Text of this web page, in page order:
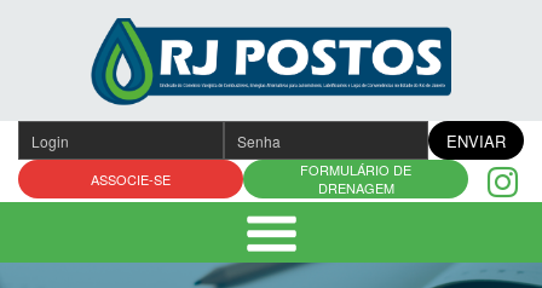
conteúdo
ENVIAR
ASSOCIE-SE
FORMULÁRIO DE
DRENAGEM